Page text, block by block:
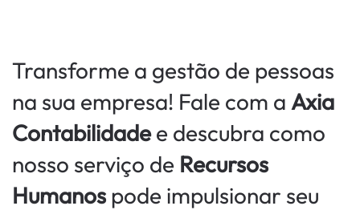
Transforme a gestão de pessoas
na sua empresa! Fale com a Axia
Contabilidadee descubra como
nosso serviço de Recursos
Humanos pode impulsionar seu